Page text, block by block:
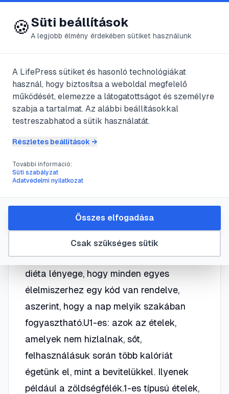
😍 LifePress
2021. május 4.·3perc olvasás
Az Update diéta
diéta már sok hazai sztár, többek között
Gáspár Lacit, Kunovics Katinkát, Balássi
Bettyt és Varga Ferit hozzásegítette a
fogyáshoz. Az életmódszerűen folytatott
diéta lényege, hogy minden egyes
élelmiszerhez egy kód van rendelve,
aszerint, hogy a nap melyik szakában
fogyasztható.U1-es: azok az ételek,
amelyek nem hizlalnak, sőt,
felhasználásuk során több kalóriát
égetünk el, mint a bevitelükkel. Ilyenek
például a zöldségfélék.1-es típusú ételek,
🍪Süti beállítások
A legjobb élmény érdekében sütiket használunk
A LifePress sütiket és hasonló technológiákat
használ, hogy biztosítsa a weboldal megfelelő
működését, elemezze a látogatottságot és személyre
szabja a tartalmat. Az alábbi beállításokkal
testreszabhatod a sütik használatát.
Részletes beállítások →
További információ:
Süti szabályzat
Adatvédelmi nyilatkozat
Csak szükséges sütik
Összes elfogadása